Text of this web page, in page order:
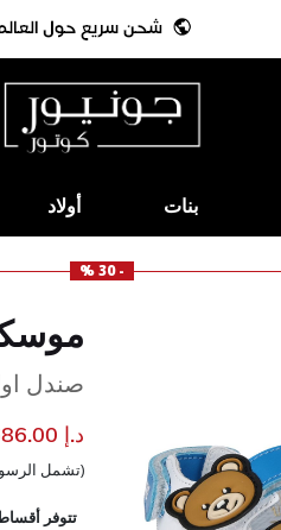
بنات أولاد
- 30 %
صندل
د.إ 686.00
(تشمل
تتوفر